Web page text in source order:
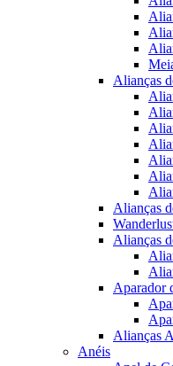
Alianças
Alianças
Alianças
Aparador
Alianças
Anéis